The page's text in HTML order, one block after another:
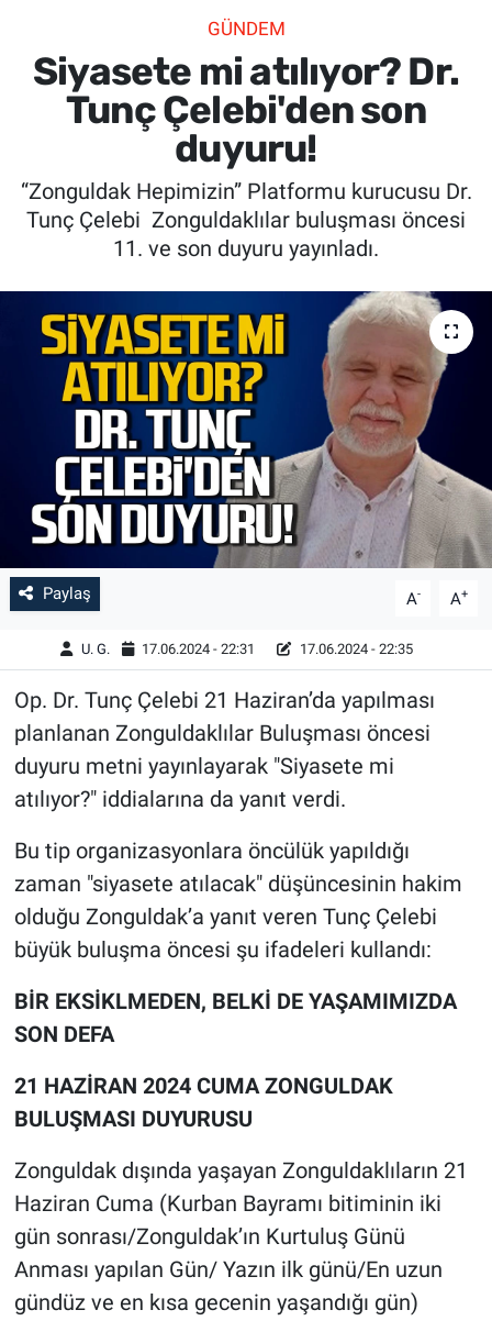
GÜNDEM
Siyasete mi atılıyor? Dr.
Tunç Çelebi'den son
duyuru!
“Zonguldak Hepimizin” Platformu kurucusu Dr.
Tunç Çelebi Zonguldaklılar buluşması öncesi
11. ve son duyuru yayınladı.
Paylaş A- A+
U. G. 17.06.2024 - 22:31 17.06.2024 - 22:35
Op. Dr. Tunç Çelebi 21 Haziran’da yapılması
planlanan Zonguldaklılar Buluşması öncesi
duyuru metni yayınlayarak "Siyasete mi
atılıyor?" iddialarına da yanıt verdi.
Bu tip organizasyonlara öncülük yapıldığı
zaman "siyasete atılacak" düşüncesinin hakim
olduğu Zonguldak’a yanıt veren Tunç Çelebi
büyük buluşma öncesi şu ifadeleri kullandı:
BİR EKSİKLMEDEN, BELKİ DE YAŞAMIMIZDA
SON DEFA
21 HAZİRAN 2024 CUMA ZONGULDAK
BULUŞMASI DUYURUSU
Zonguldak dışında yaşayan Zonguldaklıların 21
Haziran Cuma (Kurban Bayramı bitiminin iki
gün sonrası/Zonguldak’ın Kurtuluş Günü
Anması yapılan Gün/ Yazın ilk günü/En uzun
gündüz ve en kısa gecenin yaşandığı gün)
SPOR